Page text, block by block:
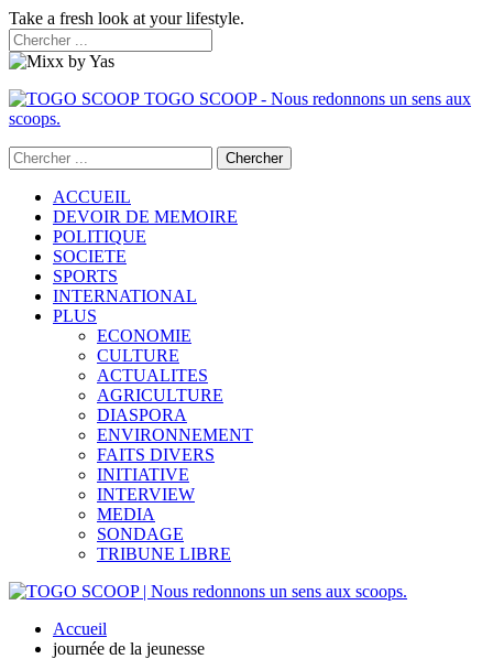
Take a fresh look at your lifestyle.
TOGO SCOOP - Nous redonnons un sens aux
scoops.
ACCUEIL
DEVOIR DE MEMOIRE
POLITIQUE
SOCIETE
SPORTS
INTERNATIONAL
PLUS
ECONOMIE
CULTURE
ACTUALITES
AGRICULTURE
DIASPORA
ENVIRONNEMENT
FAITS DIVERS
INITIATIVE
INTERVIEW
MEDIA
SONDAGE
TRIBUNE LIBRE
Accueil
journée de la jeunesse